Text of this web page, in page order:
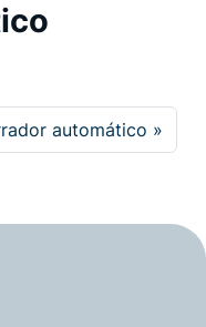
automático